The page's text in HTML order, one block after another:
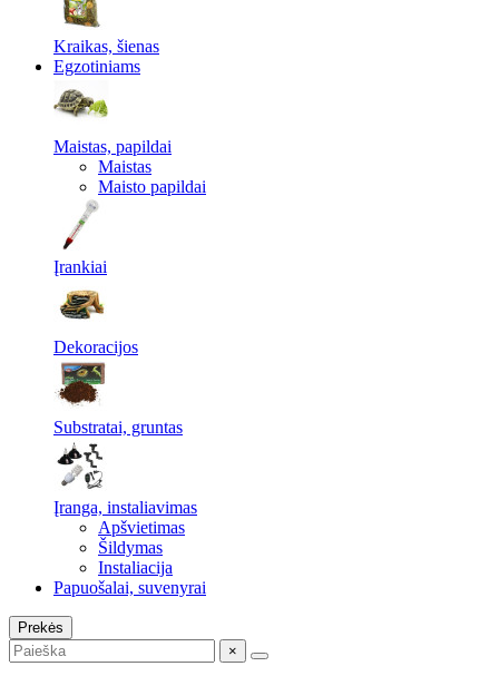
Kraikas, šienas
Egzotiniams
Maistas, papildai
Maistas
Maisto papildai
Įrankiai
Dekoracijos
Substratai, gruntas
Įranga, instaliavimas
Apšvietimas
Šildymas
Instaliacija
Papuošalai, suvenyrai
Prekės
×